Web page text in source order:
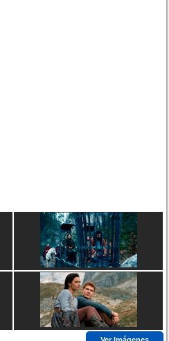
Ver Imágenes